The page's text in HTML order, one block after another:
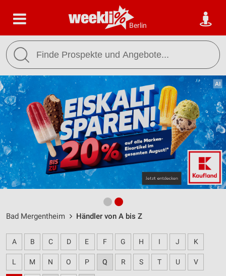
Berlin
Bad Mergentheim Händler von A bis Z
A B C D E F G H I J K
L M N O P Q R S T U V